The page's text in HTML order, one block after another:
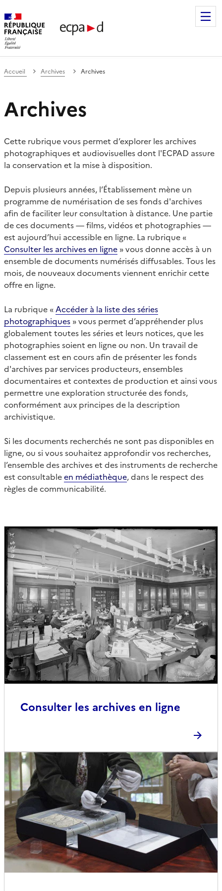
de communication et de production
Accueil Archives Archives
Archives
Cette rubrique vous permet d’explorer les archives
photographiques et audiovisuelles dont l'ECPAD assure
la conservation et la mise à disposition.
Depuis plusieurs années, l’Établissement mène un
programme de numérisation de ses fonds d'archives
afin de faciliter leur consultation à distance. Une partie
de ces documents — films, vidéos et photographies —
est aujourd’hui accessible en ligne. La rubrique «
Consulter les archives en ligne » vous donne accès à un
ensemble de documents numérisés diffusables. Tous les
mois, de nouveaux documents viennent enrichir cette
offre en ligne.
La rubrique « Accéder à la liste des séries
photographiques » vous permet d’appréhender plus
globalement toutes les séries et leurs notices, que les
photographies soient en ligne ou non. Un travail de
classement est en cours afin de présenter les fonds
d'archives par services producteurs, ensembles
documentaires et contextes de production et ainsi vous
permettre une exploration structurée des fonds,
conformément aux principes de la description
archivistique.
Si les documents recherchés ne sont pas disponibles en
ligne, ou si vous souhaitez approfondir vos recherches,
l’ensemble des archives et des instruments de recherche
est consultableen médiathèque, dans le respect des
règles de communicabilité.
Consulter les archives en ligne